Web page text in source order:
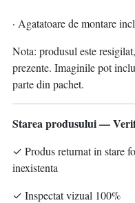
· Agatatoare de montare
Nota: produsul este
prezente. Imaginile pot
parte din pachet.
Starea produsului —
✓ Produs returnat in stare
inexistenta
✓ Inspectat vizual 100%